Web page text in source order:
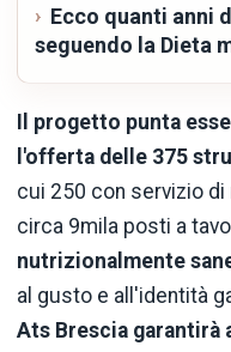
Ecco quanti anni
seguendo la Dieta
Il progetto punta
l'offerta delle 375
cui 250 con servizio
circa 9mila posti a
nutrizionalmente
al gusto e all'identità
Ats Brescia garantirà